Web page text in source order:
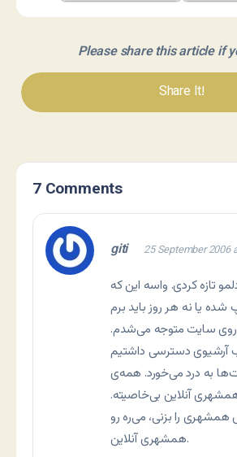
Please share this article if
Share It!
7 Comments
giti 25 September 2006
تازه کردی. واسه اين که
يا نه هر روز بايد برم
روی سايت متوجه می‌شدم.
آرشيوی دسترسی داشتيم
به درد می‌خورد. همه‌ی
آنلاين بی‌خاصيته.
را بزنی، می‌ره رو
همشهری آنلاين.